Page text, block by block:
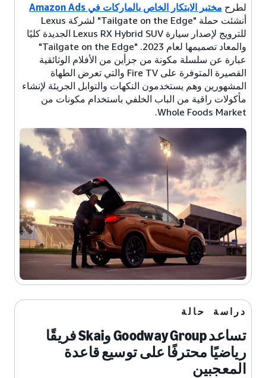
لطرح مختبر الابتكار الخاص بالماركات في Amazon Ads
أنشئت حملة "Tailgate on the Edge" لشركة Lexus
للترويج لإصدار سيارة Lexus RX Hybrid SUV الجديدة كليًا
والمعاد تصميمها لعام 2023. "Tailgate on the Edge"
عبارة عن سلسلة مكونة من جزأين من الأفلام الوثائقية
القصيرة المتوفرة على Fire TV والتي تعرض الطهاة
المشهورين وهم يستخدمون النكهات والتوابل الجريئة لإنشاء
مأكولات راقية من الباب الخلفي باستخدام مكونات من
Whole Foods Market.
دراسة حالة
تساعد Goodway Group وSkai فريقًا
رياضيًا محترفًا على توسيع قاعدة
المعجبين